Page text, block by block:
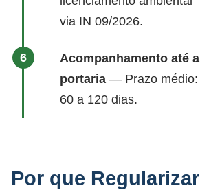
via IN 09/2026.
Acompanhamento até a
portaria — Prazo médio:
60 a 120 dias.
Por que Regularizar